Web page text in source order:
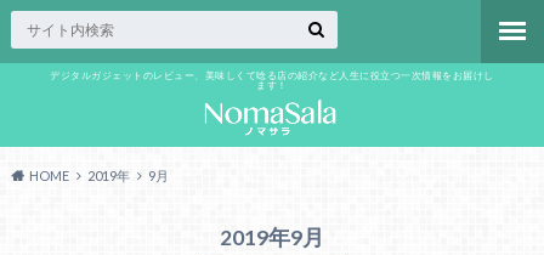
デジタルガジェットのレビュー、美味しくて唸る店の紹介など人生に役立つ一次情報をお届けし
ます！
HOME 2019年 9月
2019年9月